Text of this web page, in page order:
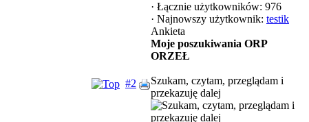
#2
· Łącznie użytkowników: 976
· Najnowszy użytkownik: testik
Ankieta
Moje poszukiwania ORP
ORZEŁ
Szukam, czytam, przeglądam i
przekazuję dalej